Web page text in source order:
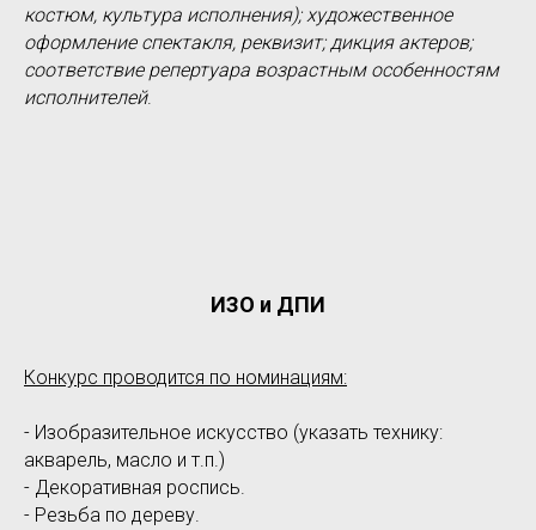
костюм, культура исполнения); художественное
оформление спектакля, реквизит; дикция актеров;
соответствие репертуара возрастным особенностям
исполнителей.
ИЗО и ДПИ
Конкурс проводится по номинациям:
- Изобразительное искусство (указать технику:
акварель, масло и т.п.)
- Декоративная роспись.
- Резьба по дереву.